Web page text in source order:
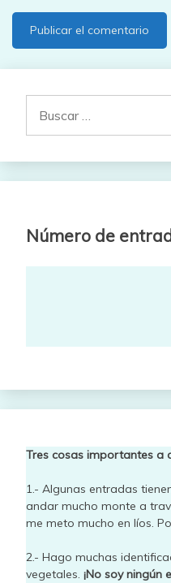
Número de
Tres cosas importantes a
1.- Algunas entradas
andar mucho monte a
me meto mucho en líos.
2.- Hago muchas
vegetales. ¡No soy ningún